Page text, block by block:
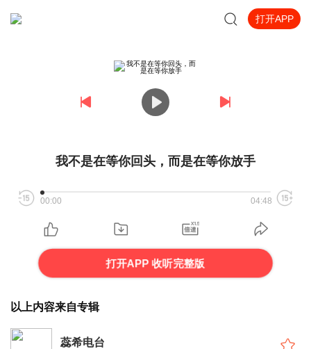
打开APP
我不是在等你回头，而是在等你放手
00:00 04:48
打开APP 收听完整版
以上内容来自专辑
蕊希电台